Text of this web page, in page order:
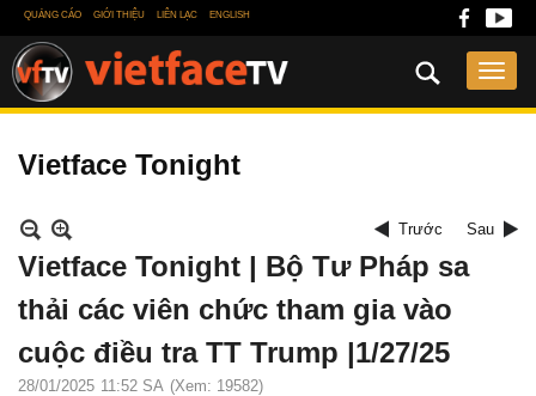
QUẢNG CÁO GIỚI THIỆU LIÊN LẠC ENGLISH
Vietface Tonight
Trước Sau
Vietface Tonight | Bộ Tư Pháp sa
thải các viên chức tham gia vào
cuộc điều tra TT Trump |1/27/25
28/01/2025 11:52 SA (Xem: 19582)